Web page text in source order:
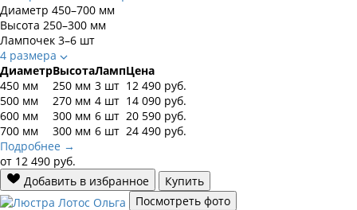
Диаметр 450–700 мм
Высота 250–300 мм
Лампочек 3–6 шт
4 размера
ДиаметрВысотаЛампЦена
450 мм
250 мм 3 шт 12 490 руб.
500 мм
270 мм 4 шт 14 090 руб.
600 мм
300 мм 6 шт 20 590 руб.
700 мм
300 мм 6 шт 24 490 руб.
Подробнее →
от 12 490 руб.
Добавить в избранное
Купить
Посмотреть фото